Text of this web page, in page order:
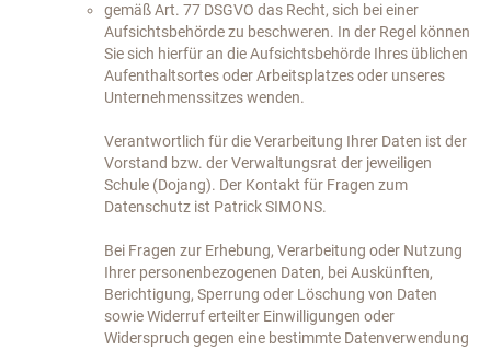
gemäß Art. 77 DSGVO das Recht, sich bei einer
Aufsichtsbehörde zu beschweren. In der Regel können
Sie sich hierfür an die Aufsichtsbehörde Ihres üblichen
Aufenthaltsortes oder Arbeitsplatzes oder unseres
Unternehmenssitzes wenden.
Verantwortlich für die Verarbeitung Ihrer Daten ist der
Vorstand bzw. der Verwaltungsrat der jeweiligen
Schule (Dojang). Der Kontakt für Fragen zum
Datenschutz ist Patrick SIMONS.
Bei Fragen zur Erhebung, Verarbeitung oder Nutzung
Ihrer personenbezogenen Daten, bei Auskünften,
Berichtigung, Sperrung oder Löschung von Daten
sowie Widerruf erteilter Einwilligungen oder
Widerspruch gegen eine bestimmte Datenverwendung